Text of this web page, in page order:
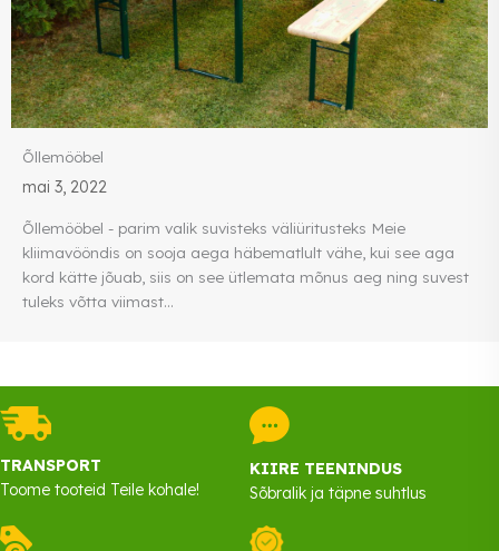
Õllemööbel
mai 3, 2022
Õllemööbel - parim valik suvisteks väliüritusteks Meie
kliimavööndis on sooja aega häbematlult vähe, kui see aga
kord kätte jõuab, siis on see ütlemata mõnus aeg ning suvest
tuleks võtta viimast...
TRANSPORT
Toome tooteid Teile kohale!
KIIRE TEENINDUS
Sõbralik ja täpne suhtlus